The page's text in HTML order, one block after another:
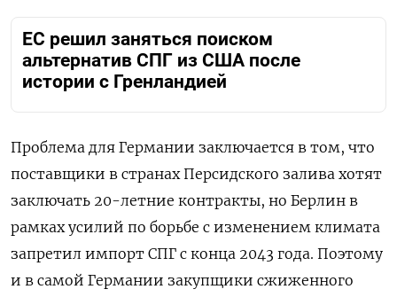
ЕС решил заняться поиском
альтернатив СПГ из США после
истории с Гренландией
Проблема для Германии заключается в том, что
поставщики в странах Персидского залива хотят
заключать 20-летние контракты, но Берлин в
рамках усилий по борьбе с изменением климата
запретил импорт СПГ с конца 2043 года. Поэтому
и в самой Германии закупщики сжиженного